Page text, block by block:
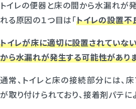
トイレの便器と床の間から水漏れが
れる原因の１つ目は「トイレの設置不
トイレが床に適切に設置されていな
から水漏れが発生する可能性がありま
通常、トイレと床の接続部分には、
が取り付けられており、接着剤パテに